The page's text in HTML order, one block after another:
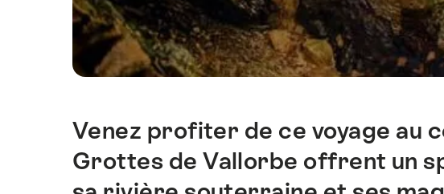
Introduction
Venez profiter de ce voyage au
Grottes de Vallorbe offrent un